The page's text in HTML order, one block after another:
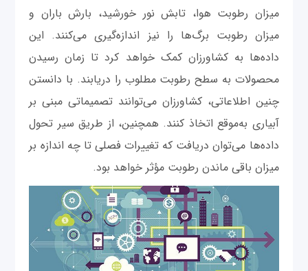
میزان رطوبت هوا، تابش نور خورشید، بارش باران و
میزان رطوبت برگ‌ها را نیز اندازه‌گیری می‌کنند. این
داده‌ها به کشاورزان کمک خواهد کرد تا زمان رسیدن
محصولات به سطح رطوبت مطلوب را دریابند. با دانستن
چنین اطلاعاتی، کشاورزان می‌توانند تصمیماتی مبنی بر
آبیاری به‌موقع اتخاذ کنند. همچنین، از طریق سیر تحول
داده‌ها می‌توان دریافت که تغییرات فصلی تا چه اندازه بر
میزان باقی ماندن رطوبت مؤثر خواهد بود.